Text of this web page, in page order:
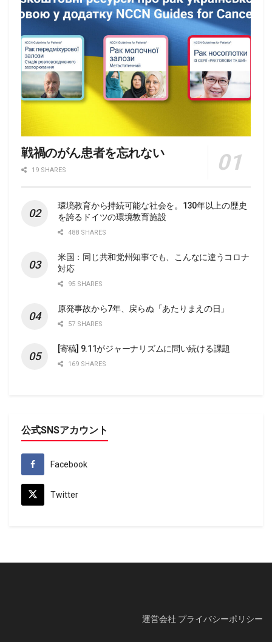
戦禍のがん患者を忘れない
19 SHARES
環境教育から持続可能な社会を。130年以上の歴史
を誇るドイツの環境教育施設
488 SHARES
米国：同じ共和党州知事でも、こんなに違うコロナ
対応
95 SHARES
原発事故から7年、戻らぬ「あたりまえの日」
57 SHARES
[寄稿] 9.11がジャーナリズムに問い続ける課題
169 SHARES
公式SNSアカウント
Facebook
Twitter
運営会社 プライバシーポリシー